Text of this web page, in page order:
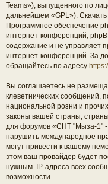
Teams»), выпущенного по
дальнейшем «GPL»).
Программное обеспечение
интернет-конференций;
содержание и не управляет
интернет-конференций. За
обращайтесь по адресу
Вы соглашаетесь не
клеветнических сообщений,
национальной розни и
законы вашей страны,
для форумов «СНТ "Мыза-1" -
нарушить международное
могут привести к вашему
этом ваш провайдер будет
нужным. IP-адреса всех
возможности.